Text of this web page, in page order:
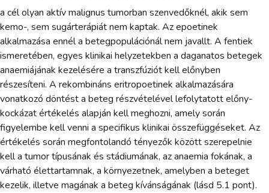
a cél olyan aktív malignus tumorban szenvedőknél, akik sem
kemo-, sem sugárterápiát nem kaptak. Az epoetinek
alkalmazása ennél a betegpopulációnál nem javallt. A fentiek
ismeretében, egyes klinikai helyzetekben a daganatos betegek
anaemiájának kezelésére a transzfúziót kell előnyben
részesíteni. A rekombináns eritropoetinek alkalmazására
vonatkozó döntést a beteg részvételével lefolytatott előny-
kockázat értékelés alapján kell meghozni, amely során
figyelembe kell venni a specifikus klinikai összefüggéseket. Az
értékelés során megfontolandó tényezők között szerepelnie
kell a tumor típusának és stádiumának, az anaemia fokának, a
várható élettartamnak, a környezetnek, amelyben a beteget
kezelik, illetve magának a beteg kívánságának (lásd 5.1 pont).